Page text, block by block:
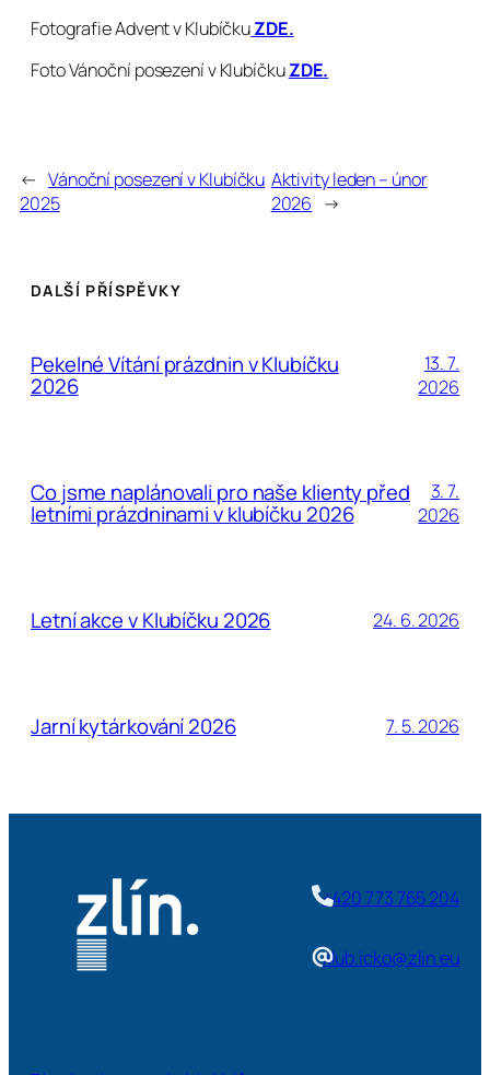
Fotografie Advent v KlubíčkuZDE.
Foto Vánoční posezení v KlubíčkuZDE.
← Vánoční posezení v Klubíčku
2025
Aktivity leden – únor
2026 →
DALŠÍ PŘÍSPĚVKY
Pekelné Vítání prázdnin v Klubíčku
2026
13. 7.
2026
Co jsme naplánovali pro naše klienty před
letními prázdninami v klubíčku 2026
3. 7.
2026
Letní akce v Klubíčku 2026 24. 6. 2026
Jarní kytárkování 2026 7. 5. 2026
+420 773 765 204
klub.icko@zlin.eu